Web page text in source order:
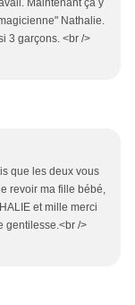
Maintenant ça y
Nathalie.
3 garçons. <br />
que les deux vous
revoir ma fille bébé,
et mille merci
gentilesse.<br />